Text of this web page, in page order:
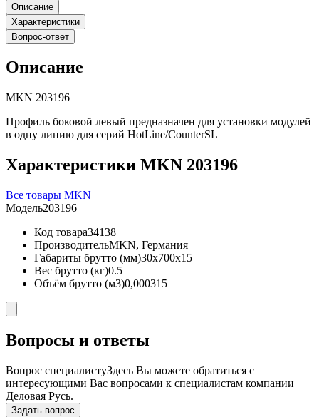
Описание
Характеристики
Вопрос-ответ
Описание
MKN 203196
Профиль боковой левый предназначен для установки модулей
в одну линию для серий HotLine/CounterSL
Характеристики MKN 203196
Все товары MKN
Модель203196
Код товара34138
ПроизводительMKN, Германия
Габариты брутто (мм)30x700x15
Вес брутто (кг)0.5
Объём брутто (м3)0,000315
Вопросы и ответы
Вопрос специалистуЗдесь Вы можете обратиться с
интересующими Вас вопросами к специалистам компании
Деловая Русь.
Задать вопрос